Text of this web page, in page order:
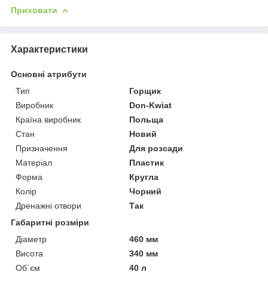
Приховати
Характеристики
Основні атрибути
Тип
Горщик
Виробник
Don-Kwiat
Країна виробник
Польща
Стан
Новий
Призначення
Для розсади
Матеріал
Пластик
Форма
Кругла
Колір
Чорний
Дренажні отвори
Так
Габаритні розміри
Діаметр
460 мм
Висота
340 мм
Об`єм
40 л